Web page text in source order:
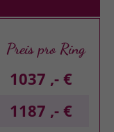
Preis pro Ring
1037 ,- €
1187 ,- €